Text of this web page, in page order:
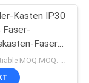
Kasten IP30
Faser-
Faser-